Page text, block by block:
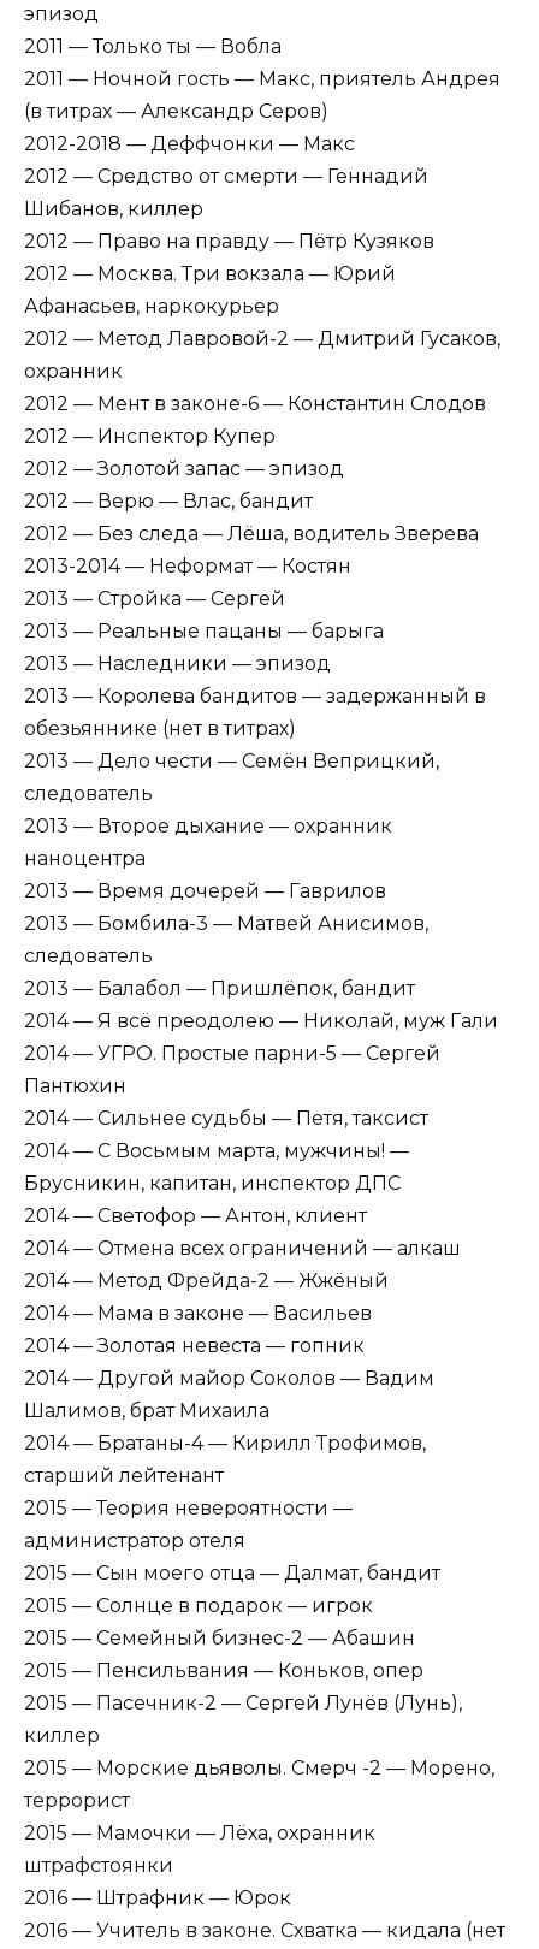
эпизод
2011 — Только ты — Вобла
2011 — Ночной гость — Макс, приятель Андрея
(в титрах — Александр Серов)
2012-2018 — Деффчонки — Макс
2012 — Средство от смерти — Геннадий
Шибанов, киллер
2012 — Право на правду — Пётр Кузяков
2012 — Москва. Три вокзала — Юрий
Афанасьев, наркокурьер
2012 — Метод Лавровой-2 — Дмитрий Гусаков,
охранник
2012 — Мент в законе-6 — Константин Слодов
2012 — Инспектор Купер
2012 — Золотой запас — эпизод
2012 — Верю — Влас, бандит
2012 — Без следа — Лёша, водитель Зверева
2013-2014 — Неформат — Костян
2013 — Стройка — Сергей
2013 — Реальные пацаны — барыга
2013 — Наследники — эпизод
2013 — Королева бандитов — задержанный в
обезьяннике (нет в титрах)
2013 — Дело чести — Семён Веприцкий,
следователь
2013 — Второе дыхание — охранник
наноцентра
2013 — Время дочерей — Гаврилов
2013 — Бомбила-3 — Матвей Анисимов,
следователь
2013 — Балабол — Пришлёпок, бандит
2014 — Я всё преодолею — Николай, муж Гали
2014 — УГРО. Простые парни-5 — Сергей
Пантюхин
2014 — Сильнее судьбы — Петя, таксист
2014 — С Восьмым марта, мужчины! —
Брусникин, капитан, инспектор ДПС
2014 — Светофор — Антон, клиент
2014 — Отмена всех ограничений — алкаш
2014 — Метод Фрейда-2 — Жжёный
2014 — Мама в законе — Васильев
2014 — Золотая невеста — гопник
2014 — Другой майор Соколов — Вадим
Шалимов, брат Михаила
2014 — Братаны-4 — Кирилл Трофимов,
старший лейтенант
2015 — Теория невероятности —
администратор отеля
2015 — Сын моего отца — Далмат, бандит
2015 — Солнце в подарок — игрок
2015 — Семейный бизнес-2 — Абашин
2015 — Пенсильвания — Коньков, опер
2015 — Пасечник-2 — Сергей Лунёв (Лунь),
киллер
2015 — Морские дьяволы. Смерч -2 — Морено,
террорист
2015 — Мамочки — Лёха, охранник
штрафстоянки
2016 — Штрафник — Юрок
2016 — Учитель в законе. Схватка — кидала (нет